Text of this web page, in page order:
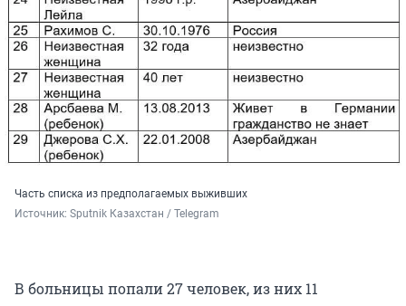
Часть списка из предполагаемых выживших
Источник: Sputnik Казахстан / Telegram
В больницы попали 27 человек, из них 11